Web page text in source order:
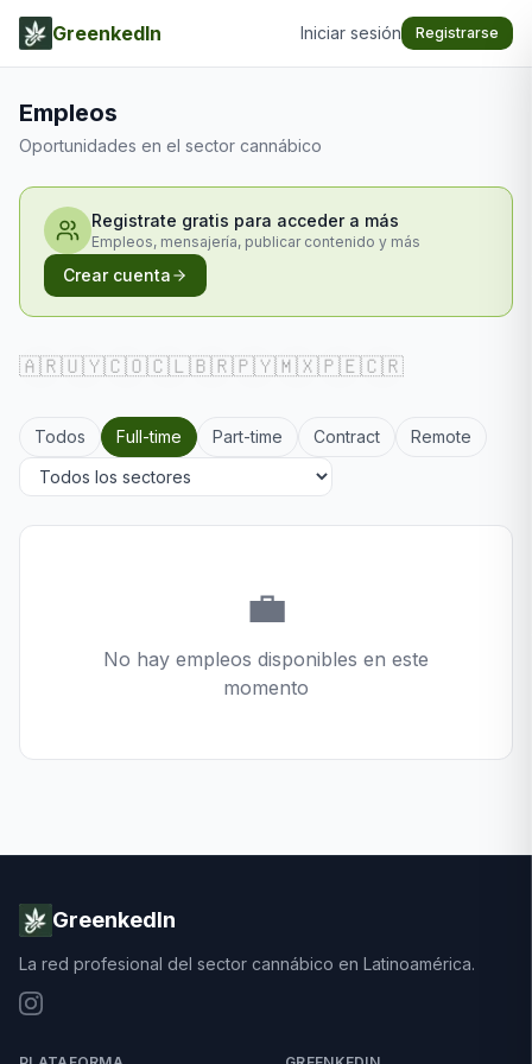
GreenkedIn Iniciar sesión Registrarse
Empleos
Oportunidades en el sector cannábico
Registrate gratis para acceder a más
Empleos, mensajería, publicar contenido y más
Crear cuenta
🇦🇷🇺🇾🇨🇴🇨🇱🇧🇷🇵🇾🇲🇽🇵🇪🇨🇷
Todos Full-time Part-time Contract Remote
💼
No hay empleos disponibles en este
momento
GreenkedIn
La red profesional del sector cannábico en Latinoamérica.